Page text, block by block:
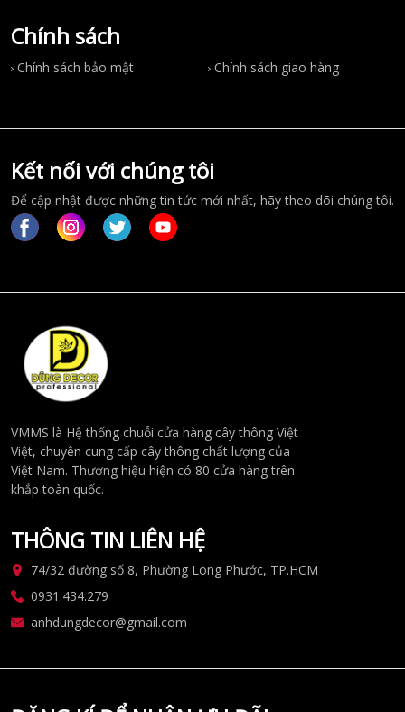
Chính sách
Chính sách bảo mật Chính sách giao hàng
Kết nối với chúng tôi
Để cập nhật được những tin tức mới nhất, hãy theo dõi chúng tôi.
VMMS là Hệ thống chuỗi cửa hàng cây thông Việt
Việt, chuyên cung cấp cây thông chất lượng của
Việt Nam. Thương hiệu hiện có 80 cửa hàng trên
khắp toàn quốc.
THÔNG TIN LIÊN HỆ
74/32 đường số 8, Phường Long Phước, TP.HCM
0931.434.279
anhdungdecor@gmail.com